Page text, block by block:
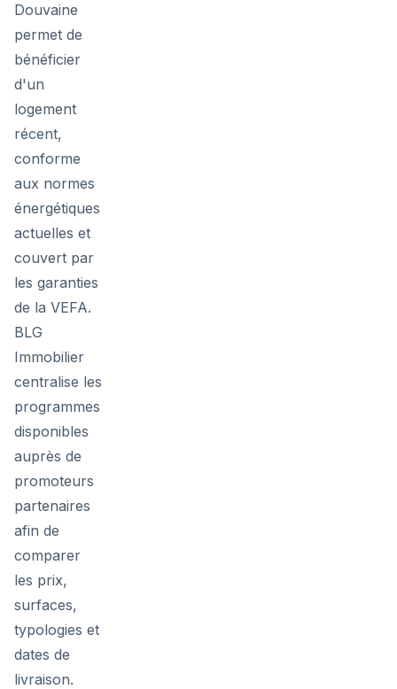
Douvaine
permet de
bénéficier
d'un
logement
récent,
conforme
aux normes
énergétiques
actuelles et
couvert par
les garanties
de la VEFA.
BLG
Immobilier
centralise les
programmes
disponibles
auprès de
promoteurs
partenaires
afin de
comparer
les prix,
surfaces,
typologies et
dates de
livraison.